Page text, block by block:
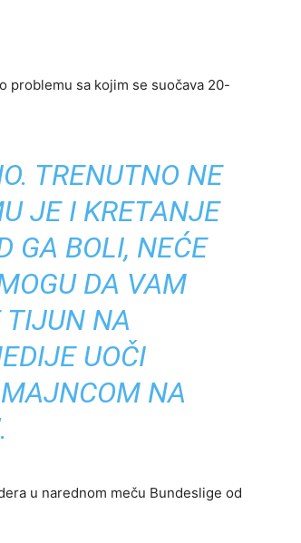
problemu sa kojim se suočava 20-
TRENUTNO NE
JE I KRETANJE
GA BOLI, NEĆE
DA VAM
NA
UOČI
NA
u narednom meču Bundeslige od